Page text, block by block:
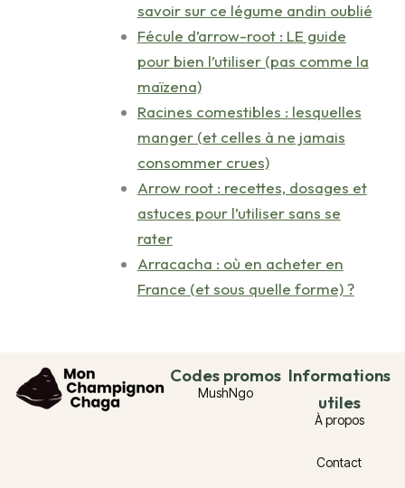
savoir sur ce légume andin oublié
Fécule d’arrow-root : LE guide
pour bien l’utiliser (pas comme la
maïzena)
Racines comestibles : lesquelles
manger (et celles à ne jamais
consommer crues)
Arrow root : recettes, dosages et
astuces pour l’utiliser sans se
rater
Arracacha : où en acheter en
France (et sous quelle forme) ?
Codes promos
MushNgo
Informations
utiles
À propos
Contact